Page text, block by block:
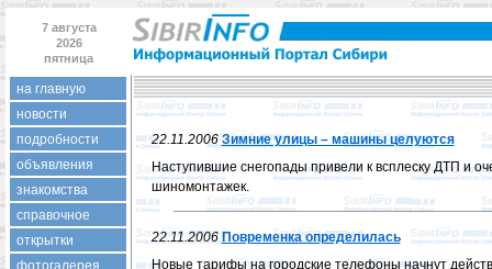
7 августа
2026
пятница
на главную
новости
подробности
объявления
знакомства
справочное
открытки
фотогалерея
22.11.2006 Зимние улицы – машины целуются
Наступившие снегопады привели к всплеску ДТП и
шиномонтажек.
22.11.2006 Повременка определилась
Новые тарифы на городские телефоны начнут